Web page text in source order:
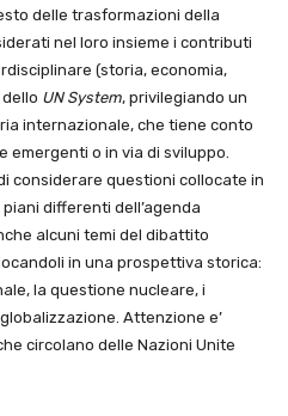
delle trasformazioni della
nel loro insieme i contributi
(storia, economia,
UN System, privilegiando un
internazionale, che tiene conto
emergenti o in via di sviluppo.
considerare questioni collocate in
differenti dell’agenda
alcuni temi del dibattito
in una prospettiva storica:
la questione nucleare, i
Attenzione e’
circolano delle Nazioni Unite